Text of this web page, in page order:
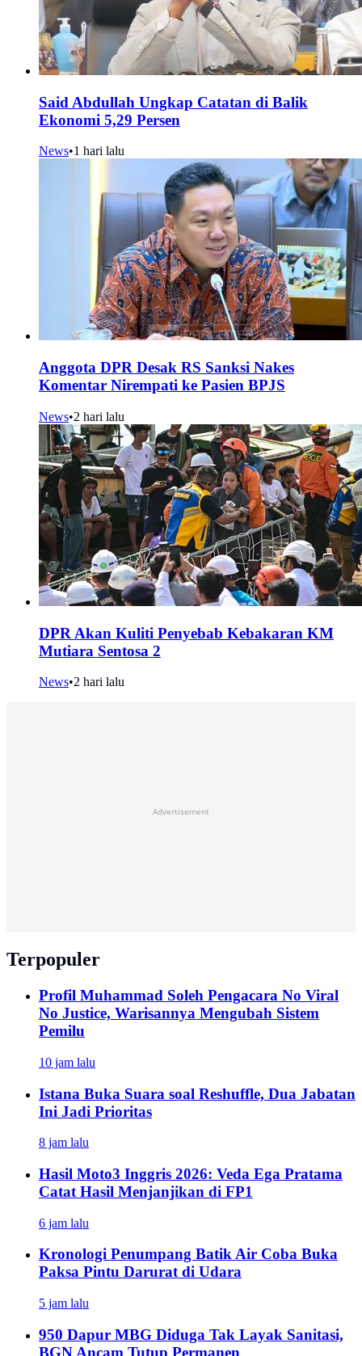
Said Abdullah Ungkap Catatan di Balik
Ekonomi 5,29 Persen
News•1 hari lalu
Anggota DPR Desak RS Sanksi Nakes
Komentar Nirempati ke Pasien BPJS
News•2 hari lalu
DPR Akan Kuliti Penyebab Kebakaran KM
Mutiara Sentosa 2
News•2 hari lalu
Advertisement
Terpopuler
Profil Muhammad Soleh Pengacara No Viral
No Justice, Warisannya Mengubah Sistem
Pemilu
10 jam lalu
Istana Buka Suara soal Reshuffle, Dua Jabatan
Ini Jadi Prioritas
8 jam lalu
Hasil Moto3 Inggris 2026: Veda Ega Pratama
Catat Hasil Menjanjikan di FP1
6 jam lalu
Kronologi Penumpang Batik Air Coba Buka
Paksa Pintu Darurat di Udara
5 jam lalu
950 Dapur MBG Diduga Tak Layak Sanitasi,
BGN Ancam Tutup Permanen